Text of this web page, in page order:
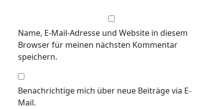
Name, E-Mail-Adresse und Website in diesem
Browser für meinen nächsten Kommentar
speichern.
Benachrichtige mich über neue Beiträge via E-
Mail.